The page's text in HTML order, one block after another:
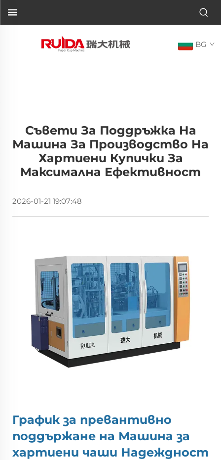
BG
Съвети За Поддръжка На
Машина За Производство На
Хартиени Купички За
Максимална Ефективност
2026-01-21 19:07:48
График за превантивно
поддържане на Машина за
хартиени чаши Надеждност